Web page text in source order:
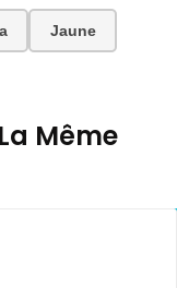
Jaune
Même